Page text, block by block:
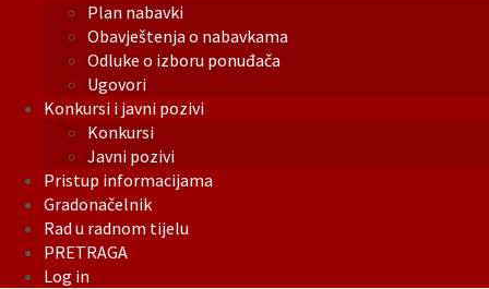
Plan nabavki
Obavještenja o nabavkama
Odluke o izboru ponuđača
Ugovori
Konkursi i javni pozivi
Konkursi
Javni pozivi
Pristup informacijama
Gradonačelnik
Rad u radnom tijelu
PRETRAGA
Log in